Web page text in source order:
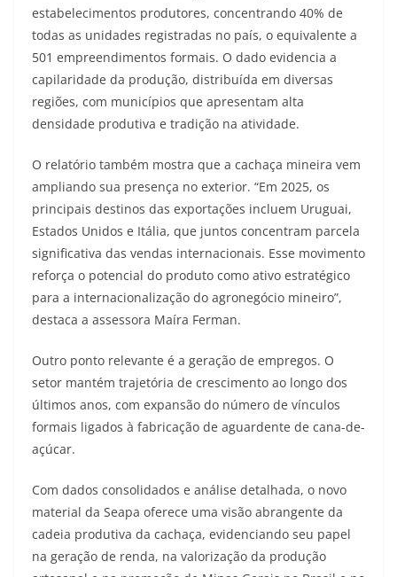
estabelecimentos produtores, concentrando 40% de
todas as unidades registradas no país, o equivalente a
501 empreendimentos formais. O dado evidencia a
capilaridade da produção, distribuída em diversas
regiões, com municípios que apresentam alta
densidade produtiva e tradição na atividade.
O relatório também mostra que a cachaça mineira vem
ampliando sua presença no exterior. “Em 2025, os
principais destinos das exportações incluem Uruguai,
Estados Unidos e Itália, que juntos concentram parcela
significativa das vendas internacionais. Esse movimento
reforça o potencial do produto como ativo estratégico
para a internacionalização do agronegócio mineiro”,
destaca a assessora Maíra Ferman.
Outro ponto relevante é a geração de empregos. O
setor mantém trajetória de crescimento ao longo dos
últimos anos, com expansão do número de vínculos
formais ligados à fabricação de aguardente de cana-de-
açúcar.
Com dados consolidados e análise detalhada, o novo
material da Seapa oferece uma visão abrangente da
cadeia produtiva da cachaça, evidenciando seu papel
na geração de renda, na valorização da produção